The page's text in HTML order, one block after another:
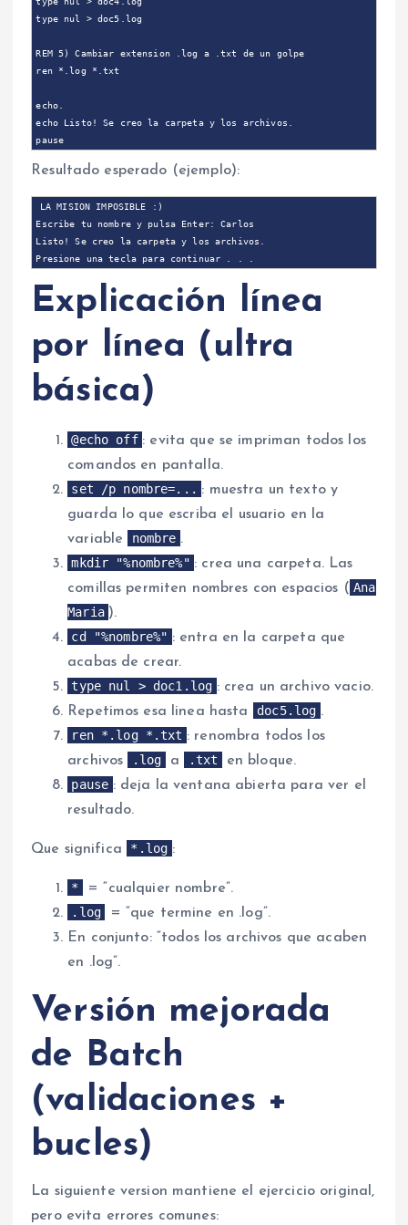
type nul > doc5.log
REM 5) Cambiar extension .log a .txt de un golpe
ren *.log *.txt
echo.
echo Listo! Se creo la carpeta y los archivos.
Resultado esperado (ejemplo):
LA MISION IMPOSIBLE :)
Escribe tu nombre y pulsa Enter: Carlos
Listo! Se creo la carpeta y los archivos.
Explicación línea
por línea (ultra
básica)
@echo off : evita que se impriman todos los
comandos en pantalla.
set /p nombre=... : muestra un texto y
guarda lo que escriba el usuario en la
variable
nombre .
mkdir "%nombre%" : crea una carpeta. Las
comillas permiten nombres con espacios ( Ana
Maria ).
cd "%nombre%" : entra en la carpeta que
acabas de crear.
type nul > doc1.log : crea un archivo vacio.
Repetimos esa linea hasta
doc5.log .
ren *.log *.txt : renombra todos los
archivos
.log a .txt
en bloque.
pause : deja la ventana abierta para ver el
resultado.
Que significa *.log :
*
= “cualquier nombre”.
.log
= “que termine en .log”.
En conjunto: “todos los archivos que acaben
en .log”.
Versión mejorada
de Batch
(validaciones +
bucles)
La siguiente version mantiene el ejercicio original,
pero evita errores comunes: